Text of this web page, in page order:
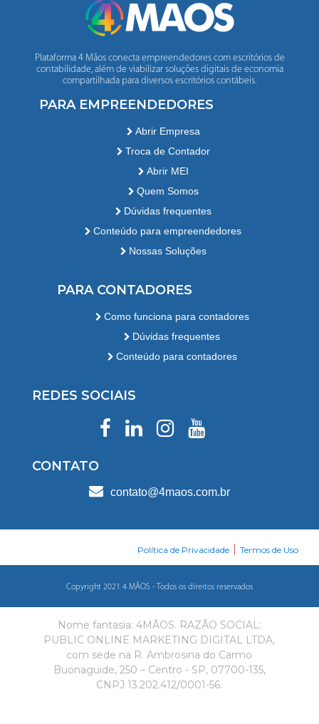
Plataforma 4 Mãos conecta empreendedores com escritórios de
contabilidade, além de viabilizar soluções digitais de economia
compartilhada para diversos escritórios contábeis.
PARA EMPREENDEDORES
Abrir Empresa
Troca de Contador
Abrir MEI
Quem Somos
Dúvidas frequentes
Conteúdo para empreendedores
Nossas Soluções
PARA CONTADORES
Como funciona para contadores
Dúvidas frequentes
Conteúdo para contadores
REDES SOCIAIS
CONTATO
contato@4maos.com.br
Política de Privacidade Termos de Uso
Copyright 2021 4 MÃOS - Todos os direitos reservados
Nome fantasia: 4MÃOS. RAZÃO SOCIAL:
PUBLIC ONLINE MARKETING DIGITAL LTDA,
com sede na R. Ambrosina do Carmo
Buonaguide, 250 – Centro - SP, 07700-135,
CNPJ 13.202.412/0001-56.